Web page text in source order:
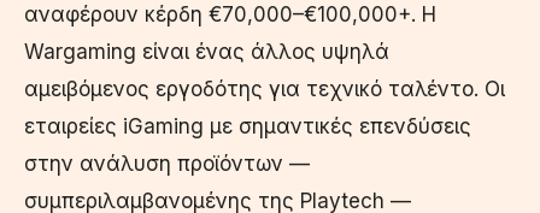
αναφέρουν κέρδη €70,000–€100,000+. Η
Wargaming είναι ένας άλλος υψηλά
αμειβόμενος εργοδότης για τεχνικό ταλέντο. Οι
εταιρείες iGaming με σημαντικές επενδύσεις
στην ανάλυση προϊόντων —
συμπεριλαμβανομένης της Playtech —